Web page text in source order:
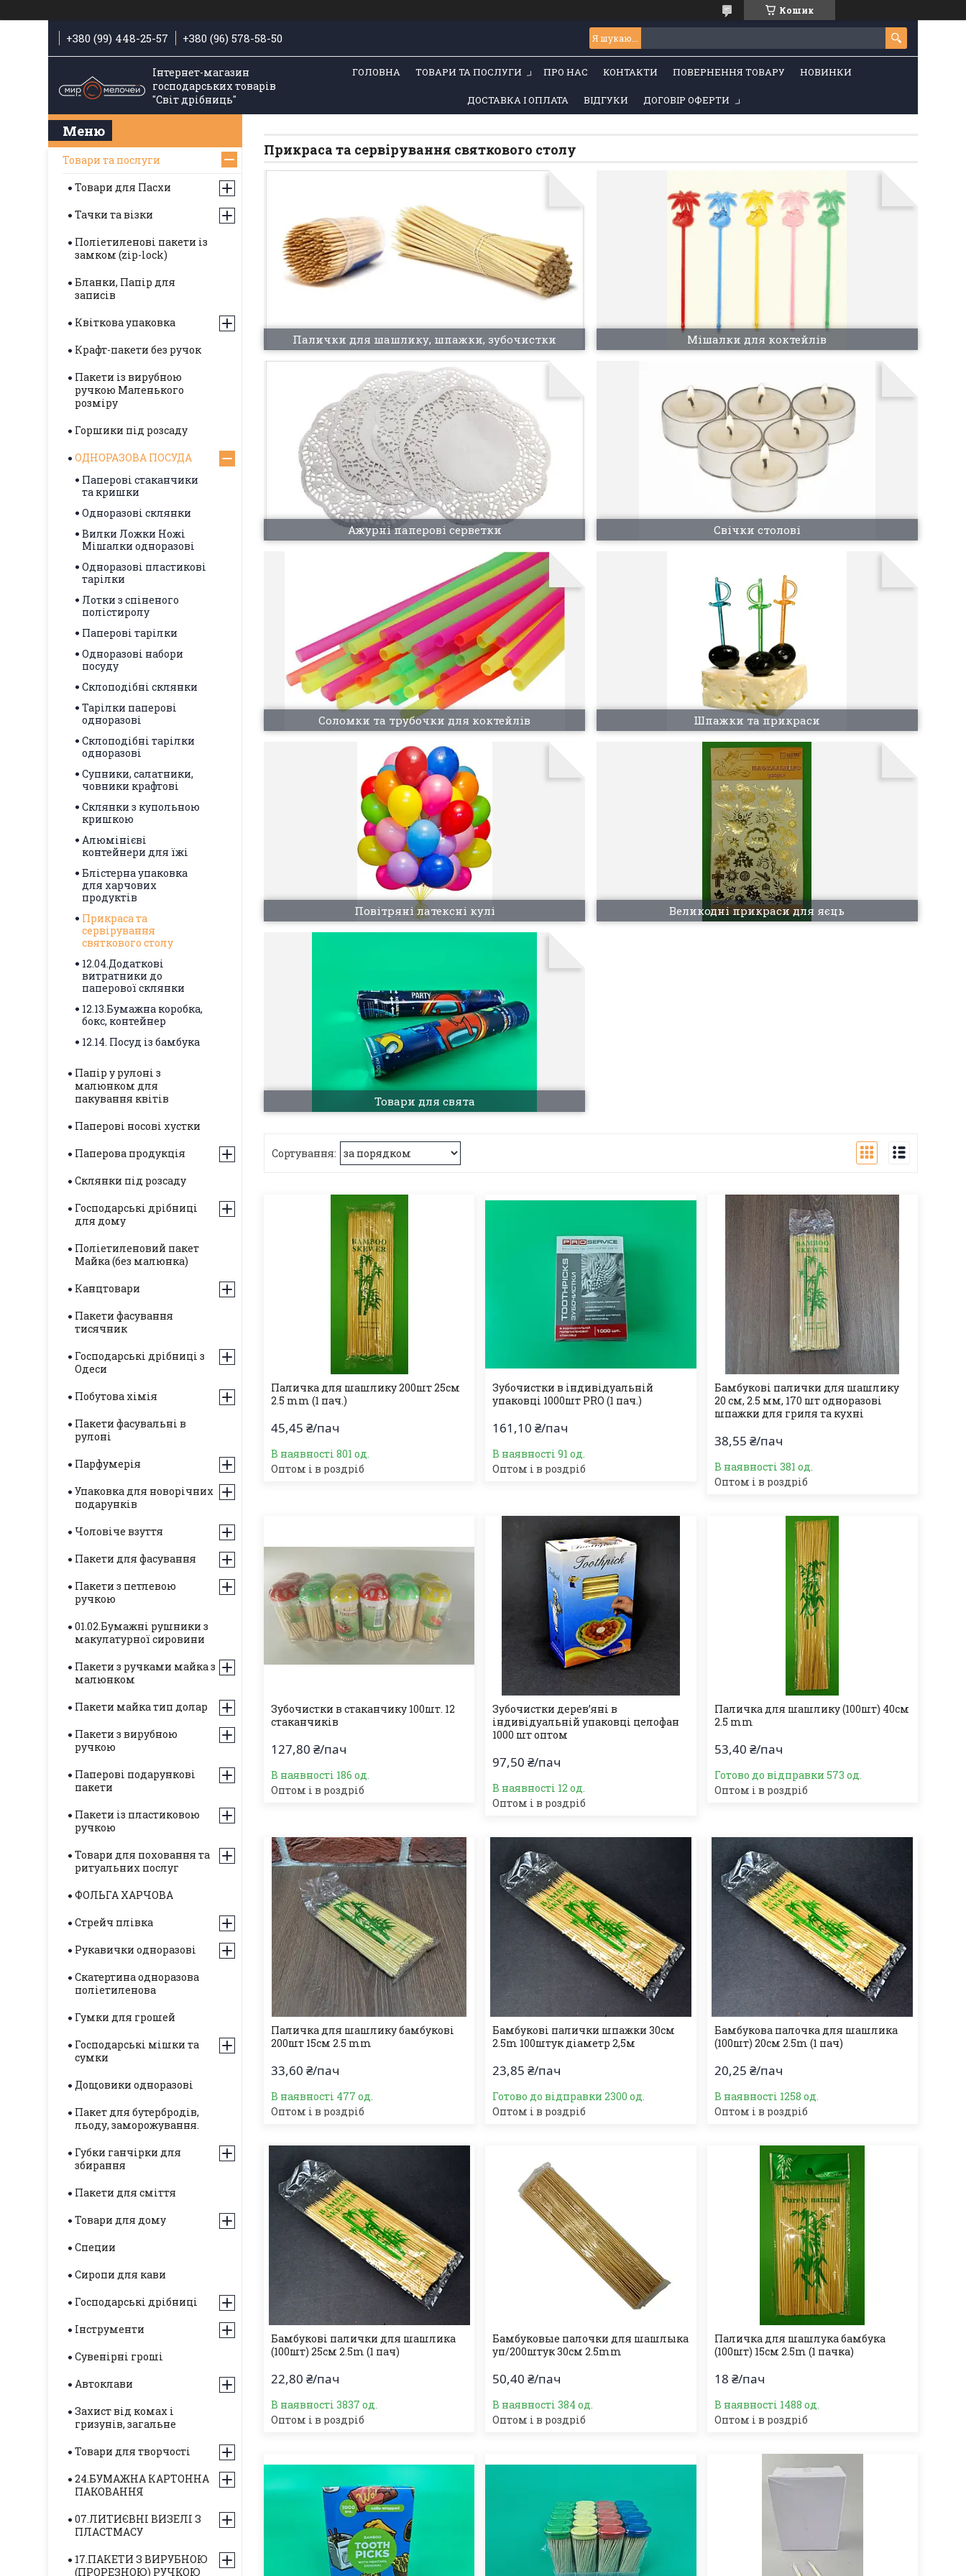
Кошик
+380 (99) 448-25-57 +380 (96) 578-58-50
Інтернет-магазин
господарських товарів
"Світ дрібниць"
ГОЛОВНА ТОВАРИ ТА ПОСЛУГИ ПРО НАС КОНТАКТИ ПОВЕРНЕННЯ ТОВАРУ НОВИНКИ
ДОСТАВКА І ОПЛАТА ВІДГУКИ ДОГОВІР ОФЕРТИ
Прикраса та сервірування святкового столу
Палички для шашлику, шпажки, зубочистки Мішалки для коктейлів
Ажурні паперові серветки Свічки столові
Соломки та трубочки для коктейлів Шпажки та прикраси
Повітряні латексні кулі Великодні прикраси для яєць
Товари для свята
Паличка для шашлику 200шт 25см
2.5 mm (1 пач.)
45,45 ₴/пач
В наявності 801 од.
Оптом і в роздріб
Зубочистки в індивідуальній
упаковці 1000шт PRO (1 пач.)
161,10 ₴/пач
В наявності 91 од.
Оптом і в роздріб
Бамбукові палички для шашлику
20 см, 2.5 мм, 170 шт одноразові
шпажки для гриля та кухні
38,55 ₴/пач
В наявності 381 од.
Оптом і в роздріб
Зубочистки в стаканчику 100шт. 12
стаканчиків
127,80 ₴/пач
В наявності 186 од.
Оптом і в роздріб
Зубочистки дерев’яні в
індивідуальній упаковці целофан
1000 шт оптом
97,50 ₴/пач
В наявності 12 од.
Оптом і в роздріб
Паличка для шашлику (100шт) 40см
2.5 mm
53,40 ₴/пач
Готово до відправки 573 од.
Оптом і в роздріб
Паличка для шашлику бамбукові
200шт 15см 2.5 mm
33,60 ₴/пач
В наявності 477 од.
Оптом і в роздріб
Бамбукові палички шпажки 30см
2.5m 100штук діаметр 2,5м
23,85 ₴/пач
Готово до відправки 2300 од.
Оптом і в роздріб
Бамбукова палочка для шашлика
(100шт) 20см 2.5m (1 пач)
20,25 ₴/пач
В наявності 1258 од.
Оптом і в роздріб
Бамбукові палички для шашлика
(100шт) 25см 2.5m (1 пач)
22,80 ₴/пач
В наявності 3837 од.
Оптом і в роздріб
Бамбуковые палочки для шашлыка
уп/200штук 30см 2.5mm
50,40 ₴/пач
В наявності 384 од.
Оптом і в роздріб
Паличка для шашлука бамбука
(100шт) 15см 2.5m (1 пачка)
18 ₴/пач
В наявності 1488 од.
Оптом і в роздріб
Товари та послуги
Товари для Пасхи
Тачки та візки
Поліетиленові пакети із
замком (zip-lock)
Бланки, Папір для
записів
Квіткова упаковка
Крафт-пакети без ручок
Пакети із вирубною
ручкою Маленького
розміру
Горшики під розсаду
ОДНОРАЗОВА ПОСУДА
Паперові стаканчики
та кришки
Одноразові склянки
Вилки Ложки Ножі
Мішалки одноразові
Одноразові пластикові
тарілки
Лотки з спіненого
полістиролу
Паперові тарілки
Одноразові набори
посуду
Склоподібні склянки
Тарілки паперові
одноразові
Склоподібні тарілки
одноразові
Супники, салатники,
човники крафтові
Склянки з купольною
кришкою
Алюмінієві
контейнери для їжі
Блістерна упаковка
для харчових
продуктів
Прикраса та
сервірування
святкового столу
12.04.Додаткові
витратники до
паперової склянки
12.13.Бумажна коробка,
бокс, контейнер
12.14. Посуд із бамбука
Папір у рулоні з
малюнком для
пакування квітів
Паперові носові хустки
Паперова продукція
Склянки під розсаду
Господарські дрібниці
для дому
Поліетиленовий пакет
Майка (без малюнка)
Канцтовари
Пакети фасування
тисячник
Господарські дрібниці з
Одеси
Побутова хімія
Пакети фасувальні в
рулоні
Парфумерія
Упаковка для новорічних
подарунків
Чоловіче взуття
Пакети для фасування
Пакети з петлевою
ручкою
01.02.Бумажні рушники з
макулатурної сировини
Пакети з ручками майка з
малюнком
Пакети майка тип долар
Пакети з вирубною
ручкою
Паперові подарункові
пакети
Пакети із пластиковою
ручкою
Товари для поховання та
ритуальних послуг
ФОЛЬГА ХАРЧОВА
Стрейч плівка
Рукавички одноразові
Скатертина одноразова
поліетиленова
Гумки для грошей
Господарські мішки та
сумки
Дощовики одноразові
Пакет для бутербродів,
льоду, заморожування.
Губки ганчірки для
збирання
Пакети для сміття
Товари для дому
Специи
Сиропи для кави
Господарські дрібниці
Інструменти
Сувенірні гроші
Автоклави
Захист від комах і
гризунів, загальне
Товари для творчості
24.БУМАЖНА КАРТОННА
ПАКОВАННЯ
07.ЛИТИЄВНІ ВИЗЕЛІ З
ПЛАСТМАСУ
17.ПАКЕТИ З ВИРУБНОЮ
(ПРОРЕЗНОЮ) РУЧКОЮ